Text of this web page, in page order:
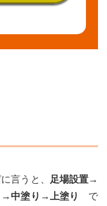
言うと、
足場設置→
中塗り→上塗り
で